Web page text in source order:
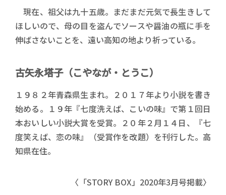
現在、祖父は九十五歳。まだまだ元気で長生きして
ほしいので、母の目を盗んでソースや醤油の瓶に手を
伸ばさないことを、遠い高知の地より祈っている。
古矢永塔子（こやなが・とうこ）
１９８２年青森県生まれ。２０１７年より小説を書き
始める。１９年『七度洗えば、こいの味』で第１回日
本おいしい小説大賞を受賞。２０年２月１４日、『七
度笑えば、恋の味』（受賞作を改題）を刊行した。高
知県在住。
〈「STORY BOX」2020年3月号掲載〉